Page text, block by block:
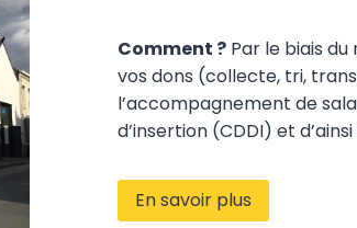
Comment ? Par le biais
vos dons (collecte, tri,
l’accompagnement de
d’insertion (CDDI) et
En savoir plus